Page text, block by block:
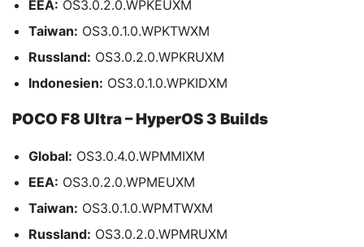
EEA: OS3.0.2.0.WPKEUXM
Taiwan: OS3.0.1.0.WPKTWXM
Russland: OS3.0.2.0.WPKRUXM
Indonesien: OS3.0.1.0.WPKIDXM
POCO F8 Ultra – HyperOS 3 Builds
Global: OS3.0.4.0.WPMMIXM
EEA: OS3.0.2.0.WPMEUXM
Taiwan: OS3.0.1.0.WPMTWXM
Russland: OS3.0.2.0.WPMRUXM